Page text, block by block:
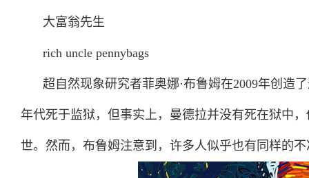
大富翁先生
rich uncle pennybags
超自然现象研究者菲奥娜·布鲁姆在2009年创造
年代死于监狱，但事实上，曼德拉并没有死在狱中
世。然而，布鲁姆注意到，许多人似乎也有同样的